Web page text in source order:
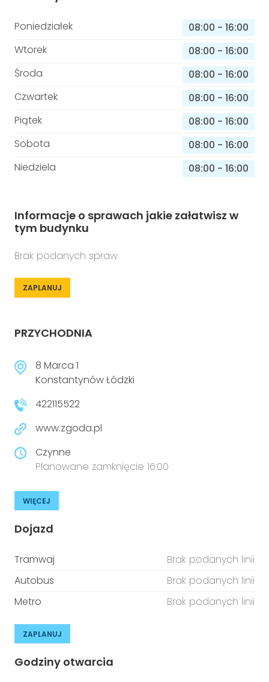
Poniedziałek 08:00 - 16:00
Wtorek
08:00 - 16:00
Środa
08:00 - 16:00
Czwartek
08:00 - 16:00
Piątek
08:00 - 16:00
Sobota
08:00 - 16:00
Niedziela
08:00 - 16:00
Informacje o sprawach jakie załatwisz w
tym budynku
Brak podanych spraw
ZAPLANUJ
PRZYCHODNIA
8 Marca 1
Konstantynów Łódzki
422115522
www.zgoda.pl
Czynne
Planowane zamknięcie 16:00
WIĘCEJ
Dojazd
Tramwaj
Brak podanych linii
Autobus
Brak podanych linii
Metro
Brak podanych linii
ZAPLANUJ
Godziny otwarcia